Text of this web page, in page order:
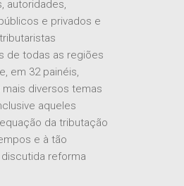
Judiciário,
e
autoridades,
e privados e
de todas as regiões
em 32 painéis,
diversos temas
aqueles
da tributação
e à tão